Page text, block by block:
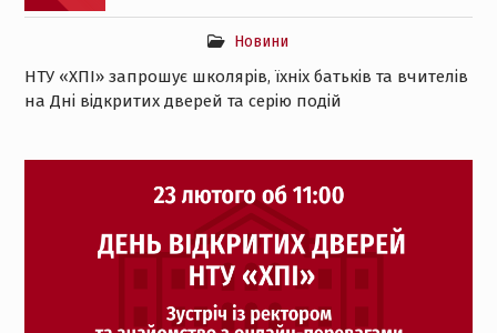
Новини
НТУ «ХПІ» запрошує школярів, їхніх батьків та вчителів
на Дні відкритих дверей та серію подій